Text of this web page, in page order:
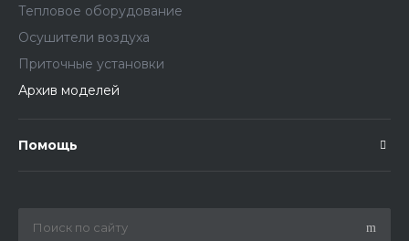
Тепловое оборудование
Осушители воздуха
Приточные установки
Архив моделей
Помощь